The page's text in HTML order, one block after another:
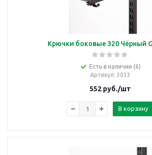
Крючки боковые 320 Чёрный
Есть в наличии (6)
Артикул: 3033
552руб./шт
В корзину